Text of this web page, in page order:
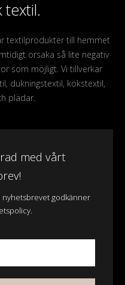
textil.
textilprodukter till hemmet
orsaka så lite negativ
som möjligt. Vi tillverkar
dukningstextil, kökstextil,
plädar.
med vårt
godkänner